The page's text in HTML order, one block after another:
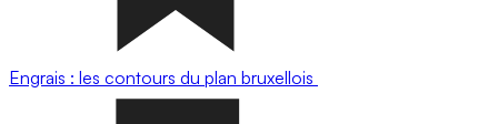
Engrais : les contours du plan bruxellois